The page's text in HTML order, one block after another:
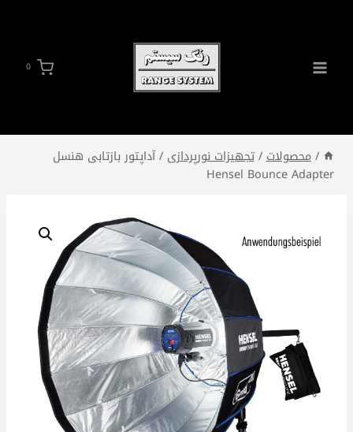
0
/محصولات/تجهیزات نورپردازی /آداپتور بازتابی هنسل
Hensel Bounce Adapter